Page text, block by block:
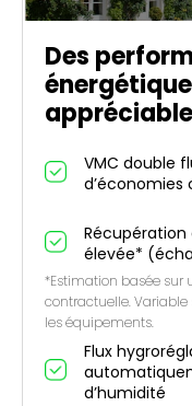
Des
VMC double
élevée*
*Estimation basée sur
contractuelle.
les équipements.
Flux
d’humidité